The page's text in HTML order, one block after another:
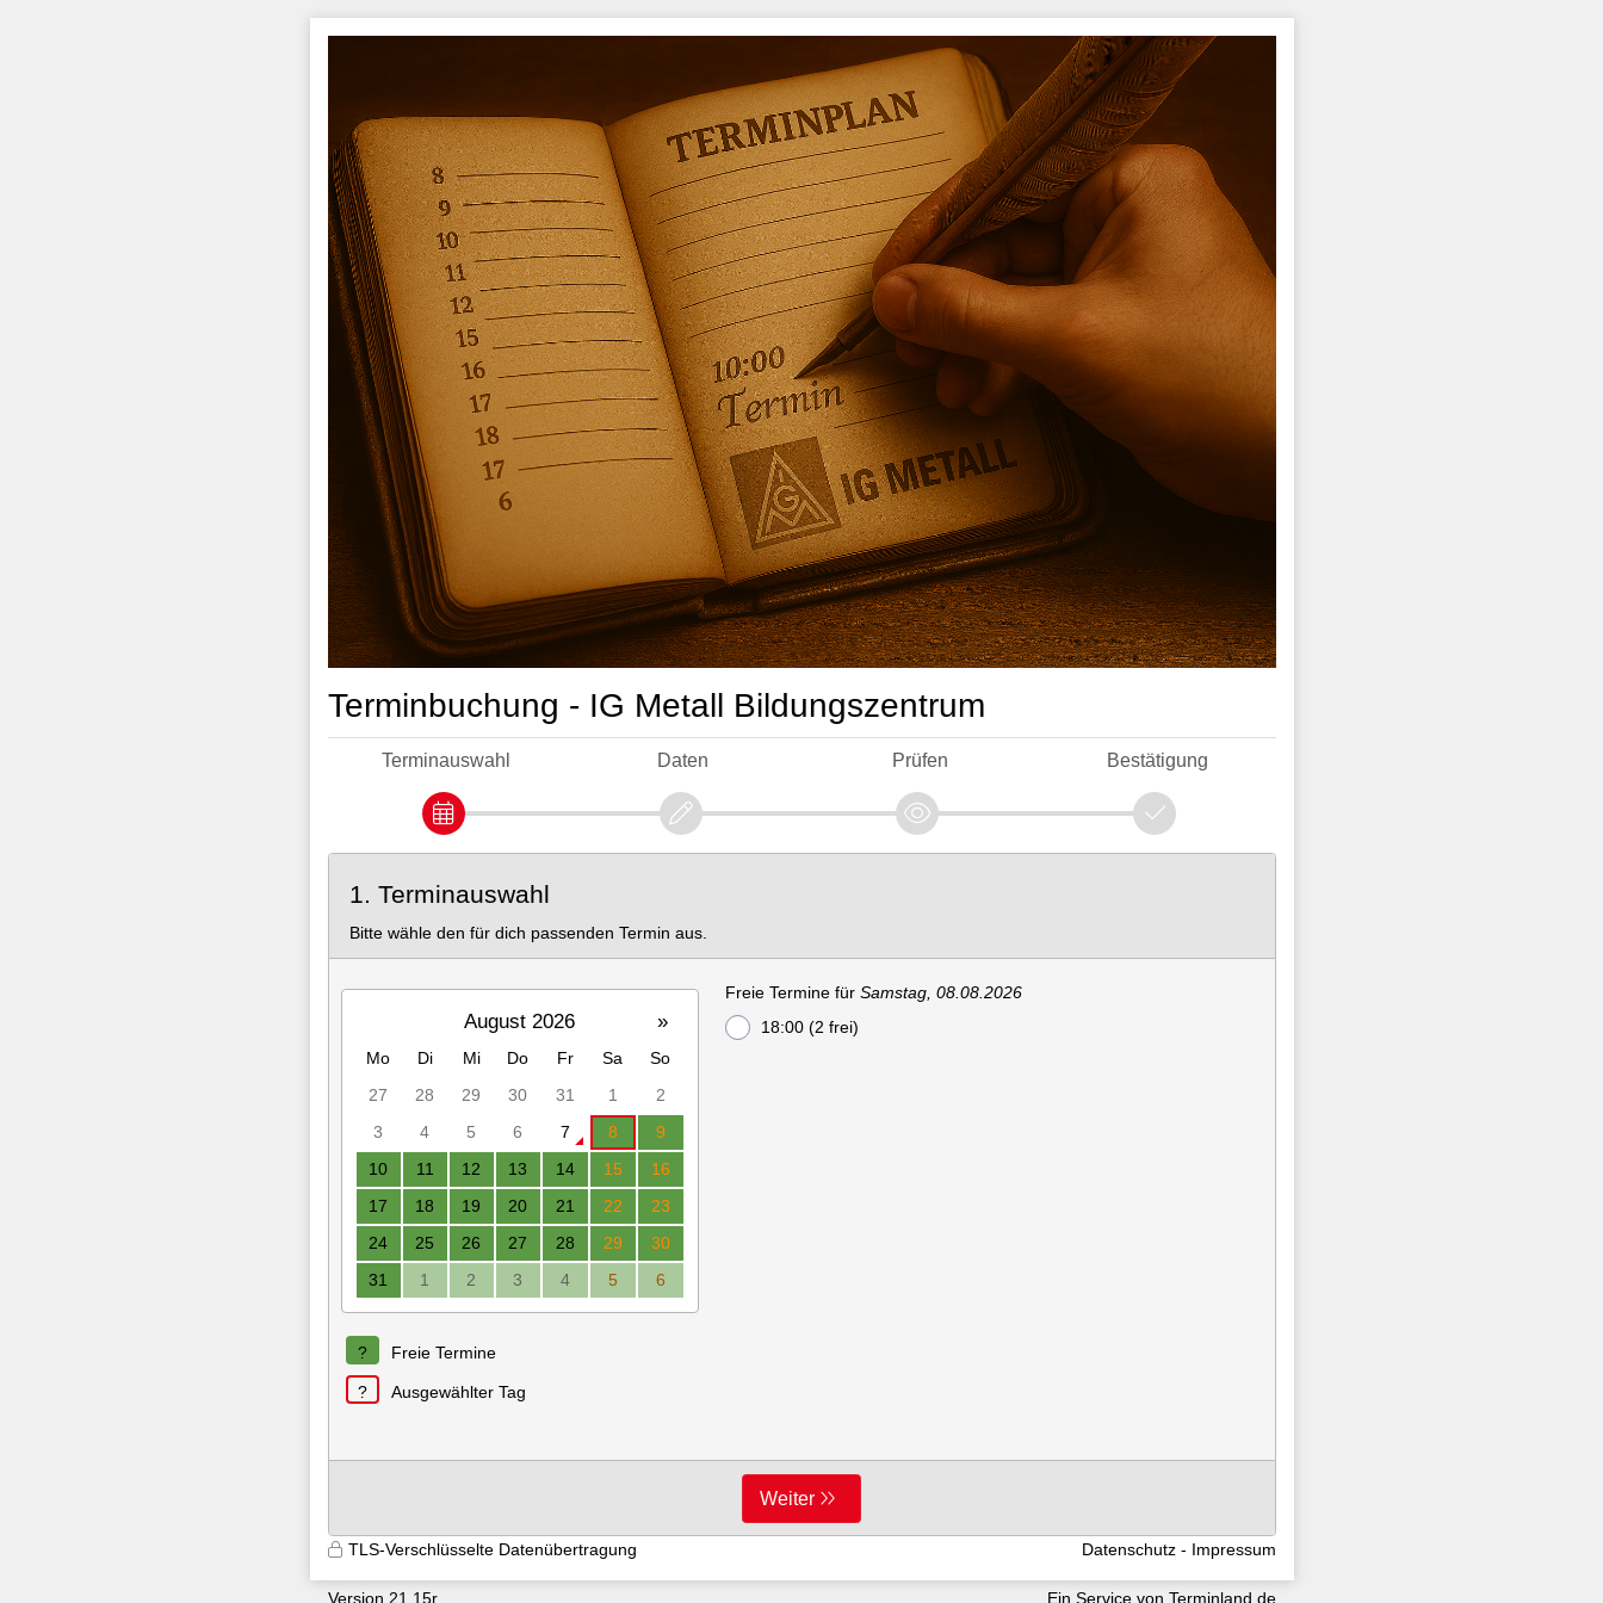
Terminbuchung - IG Metall Bildungszentrum
Terminauswahl Daten Prüfen Bestätigung
1. Terminauswahl
Bitte wähle den für dich passenden Termin aus.
August 2026 »
Mo Di Mi Do Fr Sa
So
27
28 29 30 31 1
2
3
4 5 6 7 8
9
10
11 12 13 14 15
16
17
18 19 20 21 22
23
24
25 26 27 28 29
30
31
1 2 3 4 5 6
Freie Termine
Ausgewählter Tag
Freie Termine fürSamstag, 08.08.2026
18:00 (2 frei)
Weiter
TLS-Verschlüsselte Datenübertragung Datenschutz Impressum
Version 21.15r9600 Ein Service von Terminland.de